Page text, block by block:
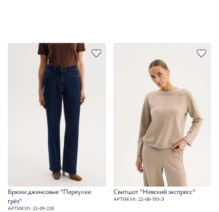
Брюки джинсовые "Переулки
грёз"
АРТИКУЛ: 22-09-228
Свитшот "Невский экспресс"
АРТИКУЛ: 22-08-193-Э